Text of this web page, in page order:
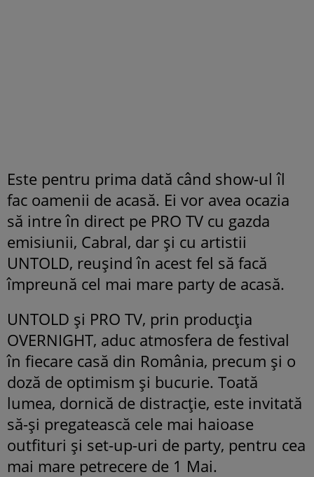
Este pentru prima dată când show-ul îl
fac oamenii de acasă. Ei vor avea ocazia
să intre în direct pe PRO TV cu gazda
emisiunii, Cabral, dar și cu artistii
UNTOLD, reușind în acest fel să facă
împreună cel mai mare party de acasă.
UNTOLD și PRO TV, prin producția
OVERNIGHT, aduc atmosfera de festival
în fiecare casă din România, precum și o
doză de optimism și bucurie. Toată
lumea, dornică de distracție, este invitată
să-și pregatească cele mai haioase
outfituri și set-up-uri de party, pentru cea
mai mare petrecere de 1 Mai.